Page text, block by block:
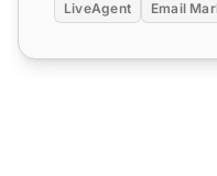
LiveAgent Email